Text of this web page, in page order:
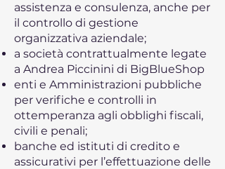
assistenza e consulenza, anche per
il controllo di gestione
organizzativa aziendale;
a società contrattualmente legate
a Andrea Piccinini di BigBlueShop
enti e Amministrazioni pubbliche
per verifiche e controlli in
ottemperanza agli obblighi fiscali,
civili e penali;
banche ed istituti di credito e
assicurativi per l’effettuazione delle